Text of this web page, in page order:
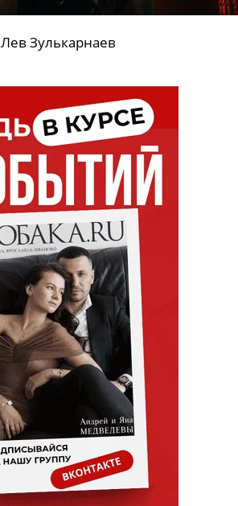
Лев Зулькарнаев